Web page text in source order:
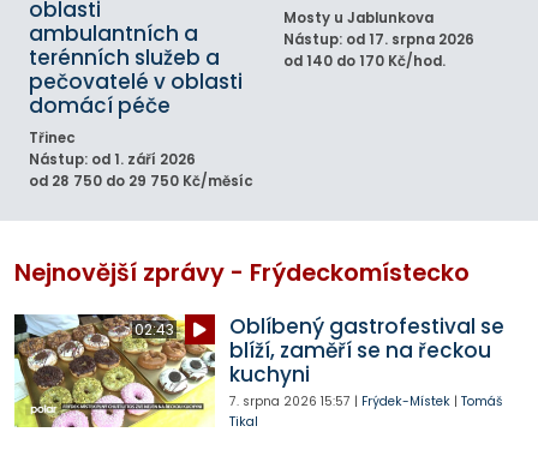
oblasti
ambulantních a
terénních služeb a
pečovatelé v oblasti
domácí péče
Třinec
Nástup: od 1. září 2026
od 28 750 do 29 750 Kč/měsíc
Mosty u Jablunkova
Nástup: od 17. srpna 2026
od 140 do 170 Kč/hod.
Nejnovější zprávy - Frýdeckomístecko
02:43
Oblíbený gastrofestival se
blíží, zaměří se na řeckou
kuchyni
7. srpna 2026 15:57 | Frýdek-Místek| Tomáš
Tikal